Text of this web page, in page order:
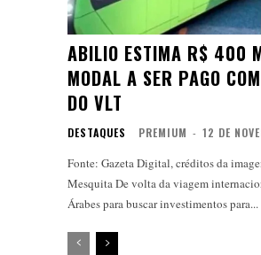
ABILIO ESTIMA R$ 400
MODAL A SER PAGO
DO VLT
DESTAQUES PREMIUM - 12 DE
Fonte: Gazeta Digital, créditos da
Mesquita De volta da viagem internacional feita a China e Emirados
Árabes para buscar investimentos para...